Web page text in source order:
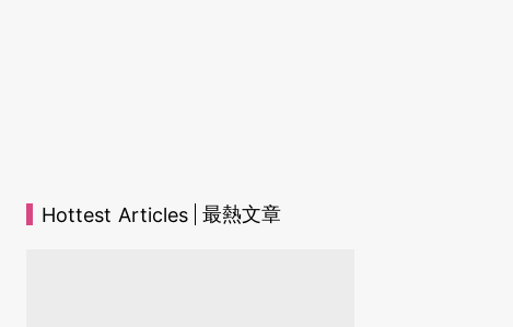
Hottest Articles 最熱文章